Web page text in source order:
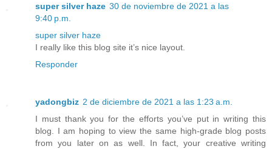
super silver haze 30 de noviembre de 2021 a las
9:40 p.m.
super silver haze
I really like this blog site it’s nice layout.
Responder
yadongbiz 2 de diciembre de 2021 a las 1:23 a.m.
I must thank you for the efforts you’ve put in writing this
blog. I am hoping to view the same high-grade blog posts
from you later on as well. In fact, your creative writing